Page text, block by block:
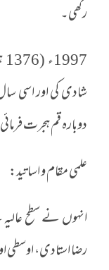
رکھی۔
شادی کی اور اسی
دوبارہ قم ہجرت
علمی مقام و اساتید:
انہوں نے سطح
رضا استادی، اوسطی